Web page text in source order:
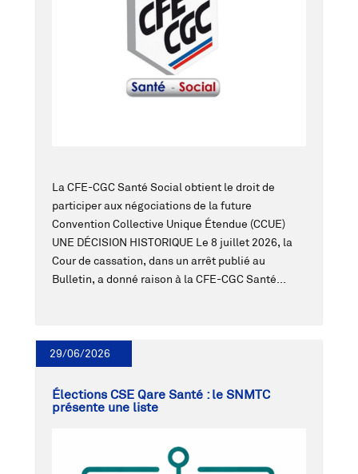
La CFE-CGC Santé Social obtient le droit de
participer aux négociations de la future
Convention Collective Unique Étendue (CCUE)
UNE DÉCISION HISTORIQUE Le 8 juillet 2026, la
Cour de cassation, dans un arrêt publié au
Bulletin, a donné raison à la CFE-CGC Santé...
Élections CSE Qare Santé : le SNMTC
présente une liste
29/06/2026